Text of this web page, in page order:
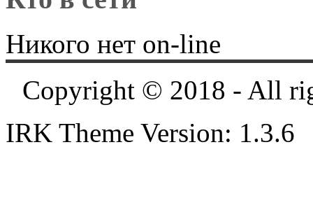
Никого нет on-line
Copyright © 2018 - All
IRK Theme Version: 1.3.6